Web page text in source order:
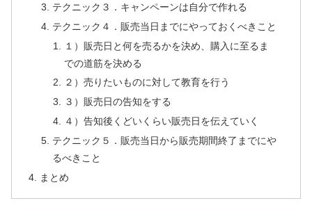
テクニック３．キャンペーンは自分で作れる
テクニック４．販売当日までにやっておくべきこと
１）販売日と何を売るかを決め、購入に至るま
での道筋を決める
２）売りたいものに対して教育を行う
３）販売日の告知をする
４）告知後くどいくらい販売日を伝えていく
テクニック５．販売当日から販売期間終了までにや
るべきこと
まとめ